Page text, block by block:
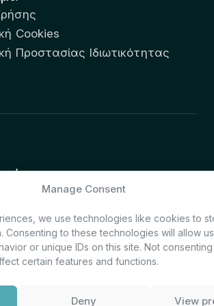
Manage Consent
we use technologies like cookies to
Consenting to these technologies will allow
or unique IDs on this site. Not
certain features and functions.
Deny View
Cookies
Προστασίας Ιδιωτικότητας
Investor Relations – Τμήμα